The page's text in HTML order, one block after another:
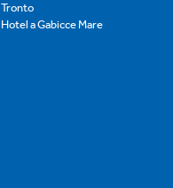
Tronto
Hotel a Gabicce Mare